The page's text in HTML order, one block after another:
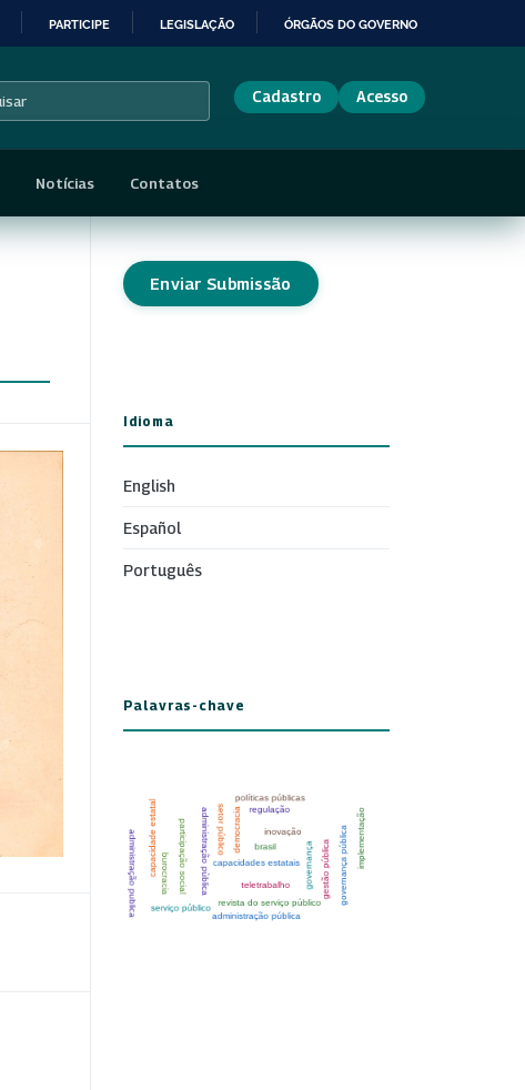
PARTICIPE LEGISLAÇÃO ÓRGÃOS DO GOVERNO
Cadastro Acesso
Notícias Contatos
Enviar Submissão
Idioma
English
Español
Português
Palavras-chave